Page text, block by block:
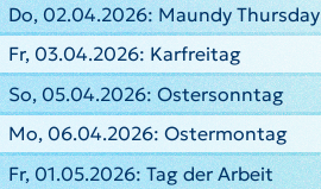
Do, 02.04.2026: Maundy Thursday
Fr, 03.04.2026: Karfreitag
So, 05.04.2026: Ostersonntag
Mo, 06.04.2026: Ostermontag
Fr, 01.05.2026: Tag der Arbeit